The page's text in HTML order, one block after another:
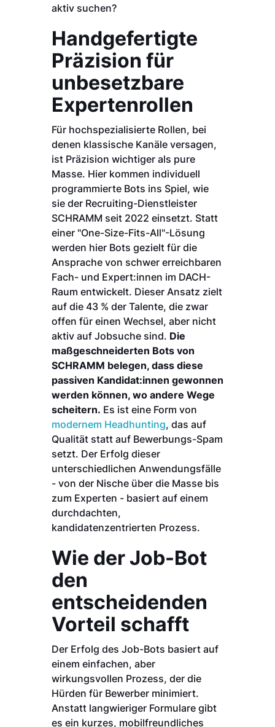
aktiv suchen?
Handgefertigte
Präzision für
unbesetzbare
Expertenrollen
Für hochspezialisierte Rollen, bei
denen klassische Kanäle versagen,
ist Präzision wichtiger als pure
Masse. Hier kommen individuell
programmierte Bots ins Spiel, wie
sie der Recruiting-Dienstleister
SCHRAMM seit 2022 einsetzt. Statt
einer "One-Size-Fits-All"-Lösung
werden hier Bots gezielt für die
Ansprache von schwer erreichbaren
Fach- und Expert:innen im DACH-
Raum entwickelt. Dieser Ansatz zielt
auf die 43 % der Talente, die zwar
offen für einen Wechsel, aber nicht
aktiv auf Jobsuche sind. Die
maßgeschneiderten Bots von
SCHRAMM belegen, dass diese
passiven Kandidat:innen gewonnen
werden können, wo andere Wege
scheitern. Es ist eine Form von
modernem Headhunting, das auf
Qualität statt auf Bewerbungs-Spam
setzt. Der Erfolg dieser
unterschiedlichen Anwendungsfälle
- von der Nische über die Masse bis
zum Experten - basiert auf einem
durchdachten,
kandidatenzentrierten Prozess.
Wie der Job-Bot
den
entscheidenden
Vorteil schafft
Der Erfolg des Job-Bots basiert auf
einem einfachen, aber
wirkungsvollen Prozess, der die
Hürden für Bewerber minimiert.
Anstatt langwieriger Formulare gibt
es ein kurzes, mobilfreundliches